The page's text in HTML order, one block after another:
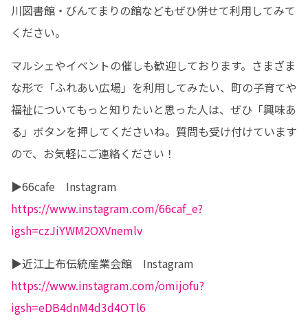
川図書館・びんてまりの館などもぜひ併せて利用してみて
ください。
マルシェやイベントの催しも歓迎しております。さまざま
な形で「ふれあい広場」を利用してみたい、町の子育てや
福祉についてもっと知りたいと思った人は、ぜひ「興味あ
る」ボタンを押してくださいね。質問も受け付けています
ので、お気軽にご連絡ください！
https://www.instagram.com/66caf_e?
igsh=czJiYWM2OXVnemlv
https://www.instagram.com/omijofu?
igsh=eDB4dnM4d3d4OTl6